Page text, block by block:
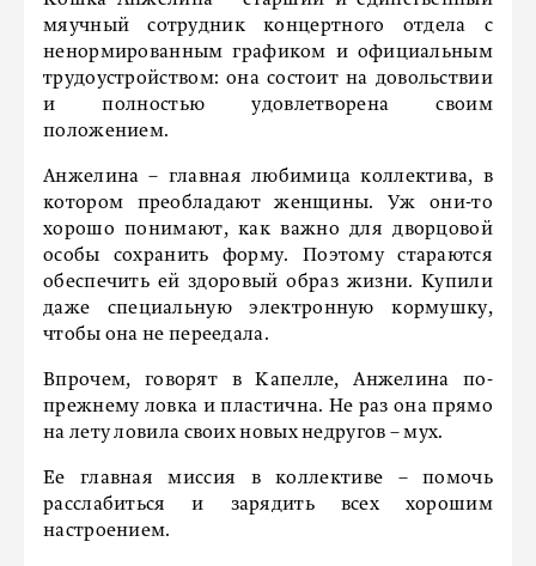
мяучный сотрудник концертного отдела с
ненормированным графиком и официальным
трудоустройством: она состоит на довольствии
и полностью удовлетворена своим
положением.
Анжелина – главная любимица коллектива, в
котором преобладают женщины. Уж они-то
хорошо понимают, как важно для дворцовой
особы сохранить форму. Поэтому стараются
обеспечить ей здоровый образ жизни. Купили
даже специальную электронную кормушку,
чтобы она не переедала.
Впрочем, говорят в Капелле, Анжелина по-
прежнему ловка и пластична. Не раз она прямо
на лету ловила своих новых недругов – мух.
Ее главная миссия в коллективе – помочь
расслабиться и зарядить всех хорошим
настроением.